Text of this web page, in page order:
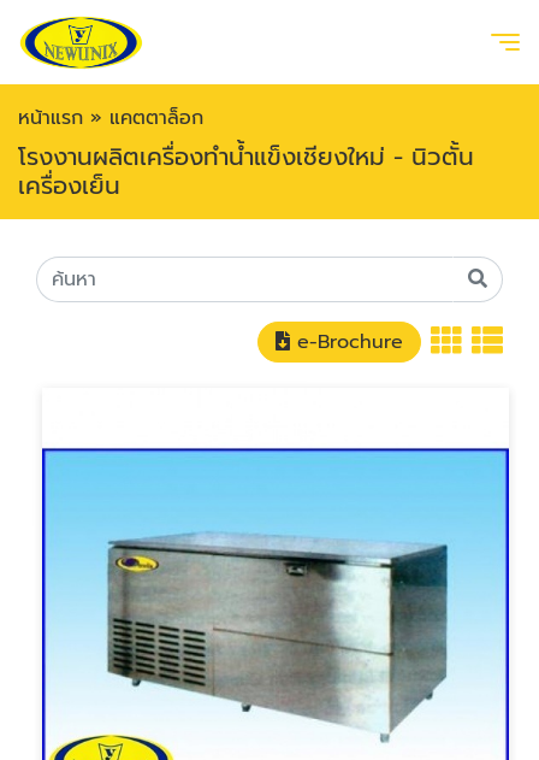
หน้าแรก » แคตตาล็อก
โรงงานผลิตเครื่องทำน้ำแข็งเชียงใหม่ - นิวตั้น
เครื่องเย็น
e-Brochure